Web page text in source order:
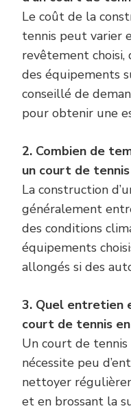
Le coût de la
tennis peut varier
revêtement
des équipements
conseillé de
pour obtenir une
2. Combien de
un court de
La construction
généralement
des conditions
équipements
allongés si des
3. Quel entretien
court de tennis
Un court de
nécessite peu
nettoyer
et en brossant la